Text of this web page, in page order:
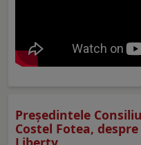
Preşedintele
Costel Fotea,